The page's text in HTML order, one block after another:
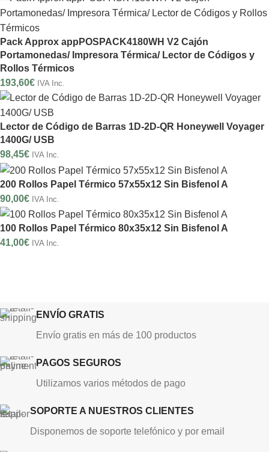
Pack Approx appPOSPACK4180WH V2 Cajón
Portamonedas/ Impresora Térmica/ Lector de Códigos y
Rollos Térmicos
193,60€ IVA Inc.
Lector de Código de Barras 1D-2D-QR Honeywell Voyager
1400G/ USB
98,45€ IVA Inc.
200 Rollos Papel Térmico 57x55x12 Sin Bisfenol A
90,00€ IVA Inc.
100 Rollos Papel Térmico 80x35x12 Sin Bisfenol A
41,00€ IVA Inc.
ENVÍO GRATIS
Envío gratis en más de 100 productos
PAGOS SEGUROS
Utilizamos varios métodos de pago
SOPORTE A NUESTROS CLIENTES
Disponemos de soporte telefónico y por email